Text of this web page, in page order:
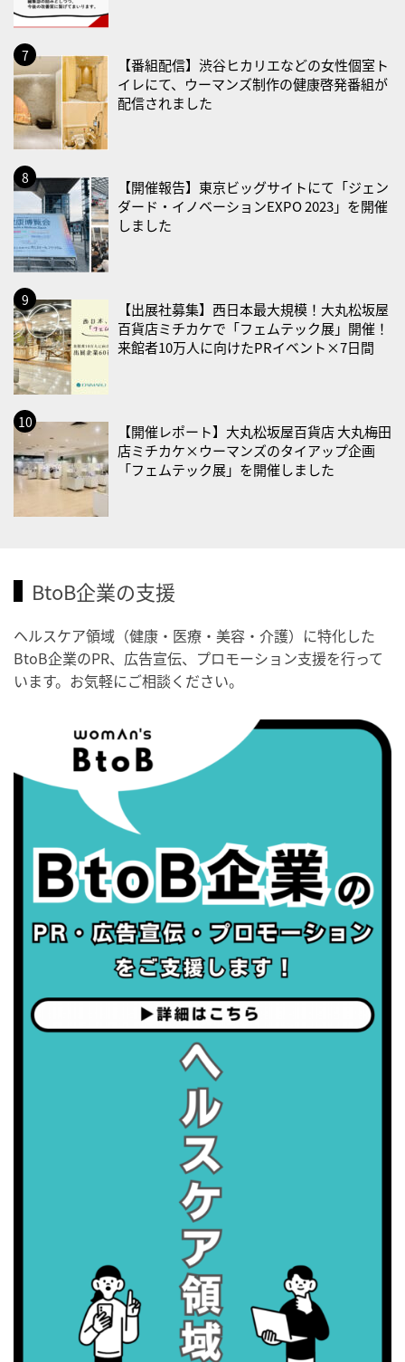
・ＥＰＡの日
2026/08/31(月)
・菜の日
・血管内破砕術（IVL）の日
2026/09/01(火)
・がん征圧月間
・世界アルツハイマー月間
・健康増進普及月間
・歯ヂカラ探究月間
・職場の健康診断実施強化月間
・大腸がん検診の日
・防災の日
2026/09/02(水)
・がん征圧月間
・世界アルツハイマー月間
・健康増進普及月間
・歯ヂカラ探究月間
・職場の健康診断実施強化月間
2026/09/03(木)
・健康増進普及月間
・職場の健康診断実施強化月間
・秋の睡眠の日
・がん征圧月間
・世界アルツハイマー月間
・健康増進普及月間
・歯ヂカラ探究月間
・職場の健康診断実施強化月間
・世界性の健康デー
2026/09/05(土)
・がん征圧月間
・世界アルツハイマー月間
・健康増進普及月間
・歯ヂカラ探究月間
・職場の健康診断実施強化月間
・職場の健康診断実施強化月間
・世界アルツハイマー月間
・健康増進普及月間
・歯ヂカラ探究月間
・職場の健康診断実施強化月間
【番組配信】渋谷ヒカリエなどの女性個室ト
イレにて、ウーマンズ制作の健康啓発番組が
配信されました
【開催報告】東京ビッグサイトにて「ジェン
ダード・イノベーションEXPO 2023」を開催
しました
【出展社募集】西日本最大規模！大丸松坂屋
百貨店ミチカケで「フェムテック展」開催！
来館者10万人に向けたPRイベント×7日間
【開催レポート】大丸松坂屋百貨店 大丸梅田
店ミチカケ×ウーマンズのタイアップ企画
「フェムテック展」を開催しました
BtoB企業の支援
ヘルスケア領域（健康・医療・美容・介護）に特化した
BtoB企業のPR、広告宣伝、プロモーション支援を行って
います。お気軽にご相談ください。